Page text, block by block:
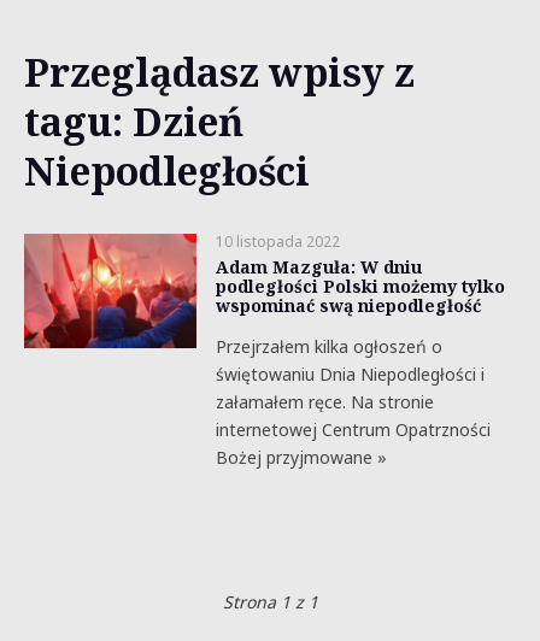
Przeglądasz wpisy z
tagu: Dzień
Niepodległości
10 listopada 2022
Adam Mazguła: W dniu
podległości Polski możemy tylko
wspominać swą niepodległość
Przejrzałem kilka ogłoszeń o
świętowaniu Dnia Niepodległości i
załamałem ręce. Na stronie
internetowej Centrum Opatrzności
Bożej przyjmowane »
Strona 1 z 1